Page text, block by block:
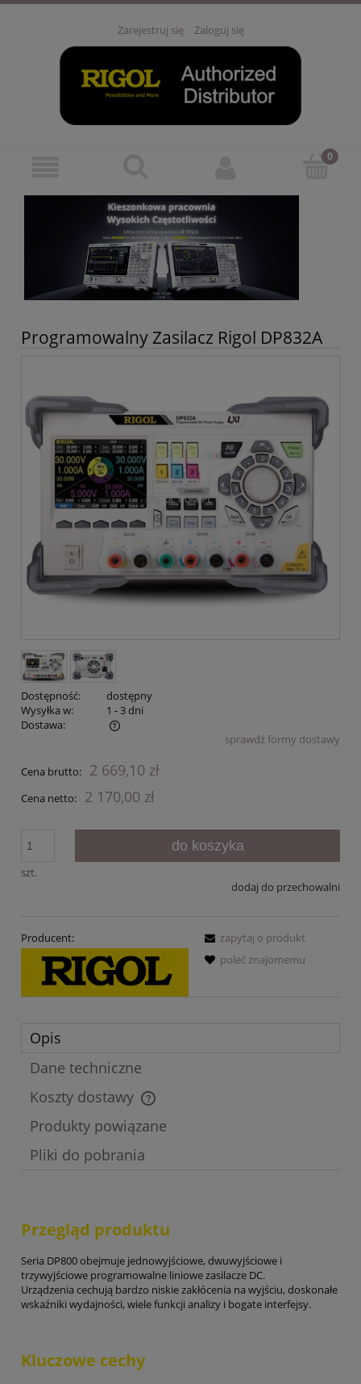
Zarejestruj się Zaloguj się
Programowalny Zasilacz Rigol DP832A
Dostępność:
dostępny
Wysyłka w:
1 - 3 dni
Dostawa:
Cena nie zawiera ewentualnych kosztów płatnościsprawdź formy dostawy
Cena brutto: 2 669,10 zł
Cena netto: 2 170,00 zł
szt.
do koszyka
dodaj do przechowalni
Producent:
zapytaj o produkt
poleć znajomemu
Opis
Dane techniczne
Koszty dostawy
Cena nie zawiera ewentualnych kosztów płatności
Produkty powiązane
Pliki do pobrania
Przegląd produktu
Seria DP800 obejmuje jednowyjściowe, dwuwyjściowe i
trzywyjściowe programowalne liniowe zasilacze DC.
Urządzenia cechują bardzo niskie zakłócenia na wyjściu, doskonałe
wskaźniki wydajności, wiele funkcji analizy i bogate interfejsy.
Kluczowe cechy